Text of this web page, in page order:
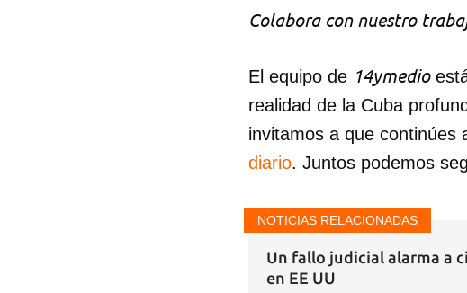
Colabora con nuestro
El equipo de 14ymedio
realidad de la Cuba
invitamos a que continúes
diario. Juntos podemos
NOTICIAS RELACIONADAS
Un fallo judicial alarma a
en EE UU